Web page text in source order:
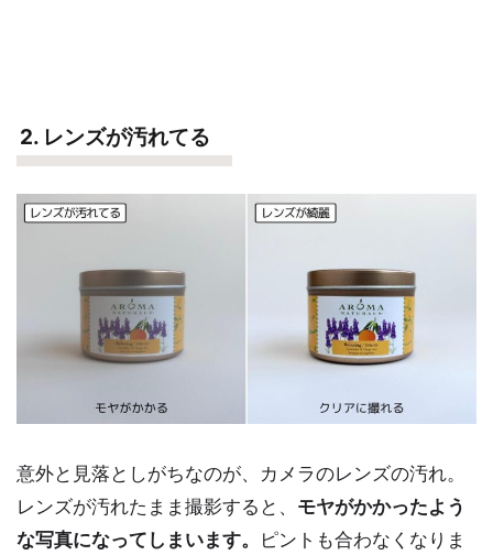
2. レンズが汚れてる
意外と見落としがちなのが、カメラのレンズの汚れ。
レンズが汚れたまま撮影すると、 モヤがかかったよう
な写真になってしまいます。
ピントも合わなくなりま